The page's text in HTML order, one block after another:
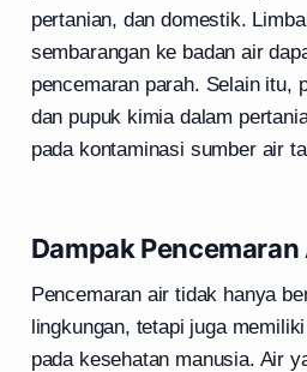
pertanian, dan domestik.
sembarangan ke badan air
pencemaran parah. Selain itu,
dan pupuk kimia dalam
pada kontaminasi sumber air
Dampak Pencemaran
Pencemaran air tidak hanya
lingkungan, tetapi juga
pada kesehatan manusia. Air